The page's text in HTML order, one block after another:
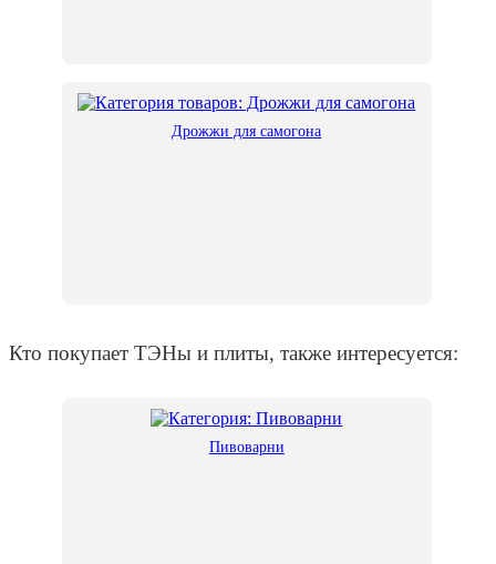
Дрожжи для самогона
Кто покупает ТЭНы и плиты, также интересуется:
Пивоварни